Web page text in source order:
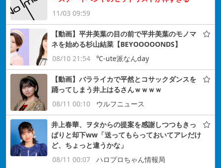
11/03 09:59
【動画】平井美葉の目の前で平井美葉のモノマ
ネを始める杉山結菜【BEYOOOOONDS】
08/10 21:54
℃-ute派なんday
【動画】バラライカで平然とコサックダンスを
踊ってしまう井上はるさんｗｗｗｗ
08/11 00:10
ウルフニュース
井上春華、ヲタからの提案を感謝しつつもきっ
ぱりと却下ww「送ってもらっておいてアレだけ
ど、ちょっと違うかな」
08/11 00:07
ハロプロちゃん情報局